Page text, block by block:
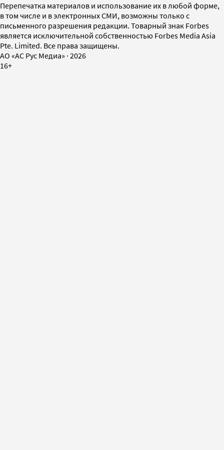
Перепечатка материалов и использование их в любой форме,
в том числе и в электронных СМИ, возможны только с
письменного разрешения редакции. Товарный знак Forbes
является исключительной собственностью Forbes Media Asia
Pte. Limited. Все права защищены.
AO «АС Рус Медиа» · 2026
16+